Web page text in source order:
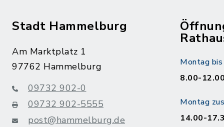
Stadt Hammelburg
Am Marktplatz 1
97762 Hammelburg
09732 902-0
09732 902-5555
post@hammelburg.de
Montag
8.00-
Montag
14.00-